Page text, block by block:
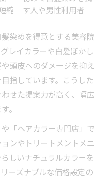
縮
す人や男性利用者
染めを得意とする美容院
レイカラーや白髪ぼかし
頭皮へのダメージを抑え
指しています。こうした
せた提案力が高く、幅広
。
「ヘアカラー専門店」で
ンやトリートメントメニ
しいナチュラルカラーを
ーズナブルな価格設定の